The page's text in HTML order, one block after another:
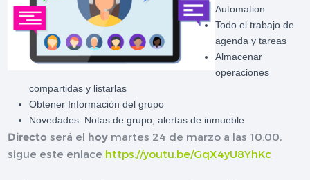
Automation
Todo el trabajo de
agenda y tareas
Almacenar
operaciones
compartidas y listarlas
Obtener Información del grupo
Novedades: Notas de grupo, alertas de inmueble
Directoserá el hoy martes 24 de marzo a las 10:00,
sigue este enlace https://youtu.be/GqX4yU8YhKc